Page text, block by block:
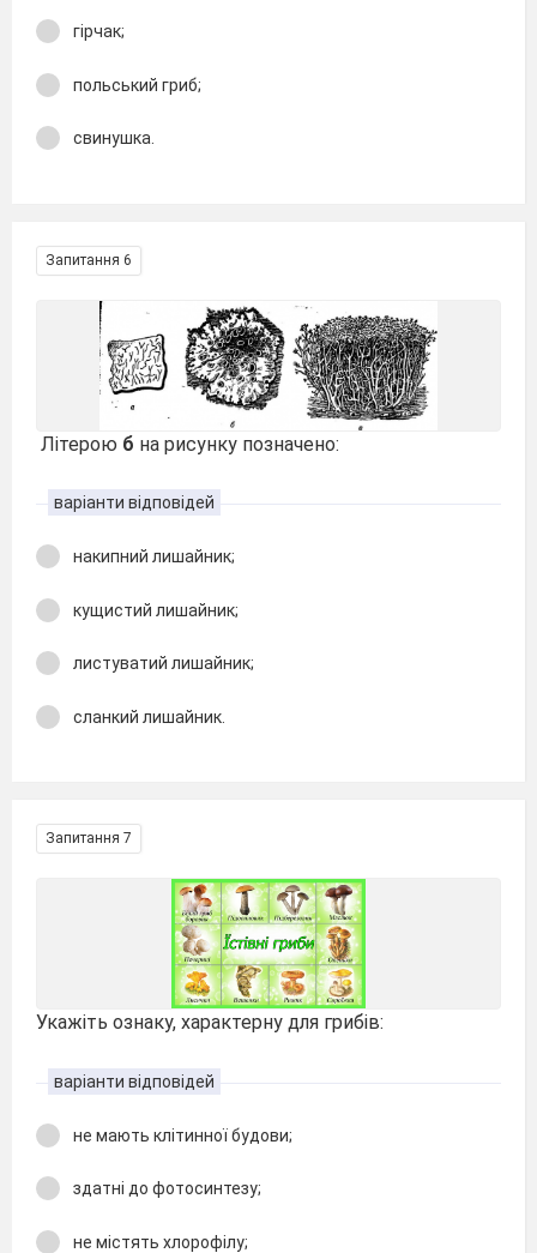
гірчак;
польський гриб;
свинушка.
Запитання 6
Літерою б на рисунку позначено:
варіанти відповідей
накипний лишайник;
кущистий лишайник;
листуватий лишайник;
сланкий лишайник.
Запитання 7
Укажіть ознаку, характерну для грибів:
варіанти відповідей
не мають клітинної будови;
здатні до фотосинтезу;
не містять хлорофілу;